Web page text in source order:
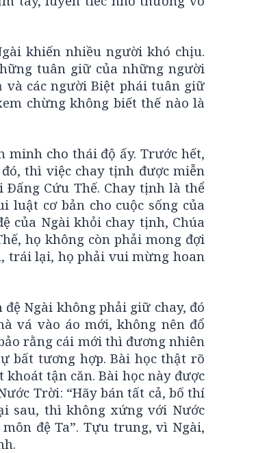
khiến nhiều người khó chịu.
tuân giữ của những người
và các người Biệt phái tuân giữ
chừng không biết thế nào là
minh cho thái độ ấy. Trước hết,
thì việc chay tịnh được miễn
Ðấng Cứu Thế. Chay tịnh là thể
luật cơ bản cho cuộc sống của
của Ngài khỏi chay tịnh, Chúa
họ không còn phải mong đợi
trái lại, họ phải vui mừng hoan
Ngài không phải giữ chay, đó
vá vào áo mới, không nên đổ
rằng cái mới thì đương nhiên
bất tương hợp. Bài học thật rõ
tận căn. Bài học này được
Trời: “Hãy bán tất cả, bố thí
sau, thì không xứng với Nước
đệ Ta”. Tựu trung, vì Ngài,